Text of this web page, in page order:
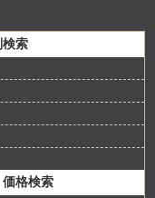
検索
格検索